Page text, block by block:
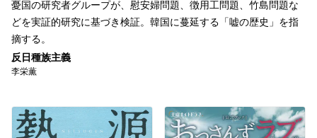
憂国の研究者グループが、慰安婦問題、徴用工問題、竹島問題な
どを実証的研究に基づき検証。韓国に蔓延する「嘘の歴史」を指
摘する。
反日種族主義
李栄薫